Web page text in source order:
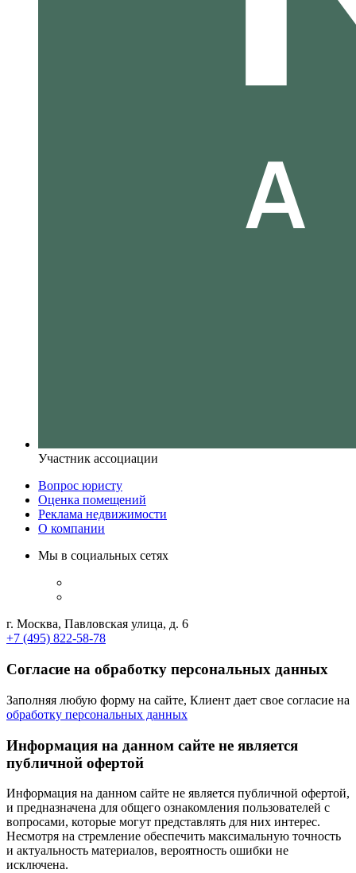
Участник ассоциации
Вопрос юристу
Оценка помещений
Реклама недвижимости
О компании
Мы в социальных сетях
г. Москва, Павловская улица, д. 6
+7 (495) 822-58-78
Согласие на обработку персональных данных
Заполняя любую форму на сайте, Клиент дает свое согласие на
обработку персональных данных
Информация на данном сайте не является
публичной офертой
Информация на данном сайте не является публичной офертой,
и предназначена для общего ознакомления пользователей с
вопросами, которые могут представлять для них интерес.
Несмотря на стремление обеспечить максимальную точность
и актуальность материалов, вероятность ошибки не
исключена.